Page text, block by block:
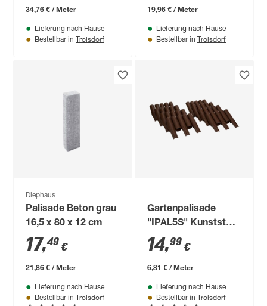
34,76 € / Meter
Lieferung nach Hause
Bestellbar in Troisdorf
19,96 € / Meter
Lieferung nach Hause
Bestellbar in Troisdorf
Diephaus
Palisade Beton grau
16,5 x 80 x 12 cm
17,49 €
21,86 € / Meter
Lieferung nach Hause
Bestellbar in Troisdorf
Gartenpalisade
"IPAL5S" Kunststoff
braun 220 cm 8-tlg.
14,99 €
6,81 € / Meter
Lieferung nach Hause
Bestellbar in Troisdorf